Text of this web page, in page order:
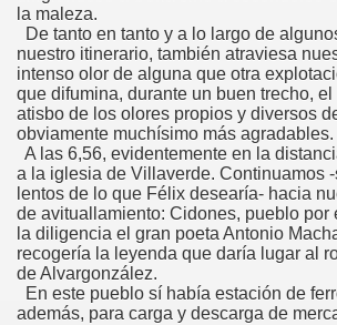
la maleza.
De tanto en tanto y a lo largo de
nuestro itinerario, también atraviesa
intenso olor de alguna que otra
que difumina, durante un buen trecho,
atisbo de los olores propios y diversos
obviamente muchísimo más agradables.
A las 6,56, evidentemente en la
a la iglesia de Villaverde. Continuamos
lentos de lo que Félix desearía- hacia
de avituallamiento: Cidones, pueblo por
la diligencia el gran poeta Antonio
recogería la leyenda que daría lugar al
de Alvargonzález.
En este pueblo sí había estación de
además, para carga y descarga de